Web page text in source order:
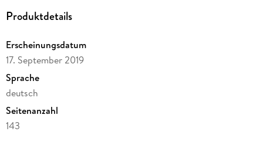
Produktdetails
Erscheinungsdatum
17. September 2019
Sprache
deutsch
Seitenanzahl
143